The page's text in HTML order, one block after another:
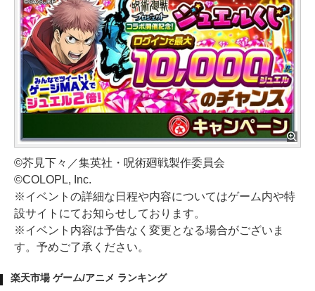
©芥見下々／集英社・呪術廻戦製作委員会
©COLOPL, Inc.
※イベントの詳細な日程や内容についてはゲーム内や特
設サイトにてお知らせしております。
※イベント内容は予告なく変更となる場合がございま
す。予めご了承ください。
楽天市場 ゲーム/アニメ ランキング